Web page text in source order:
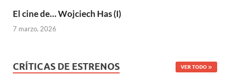
El cine de… Wojciech Has (I)
7 marzo, 2026
CRÍTICAS DE ESTRENOS VER TODO